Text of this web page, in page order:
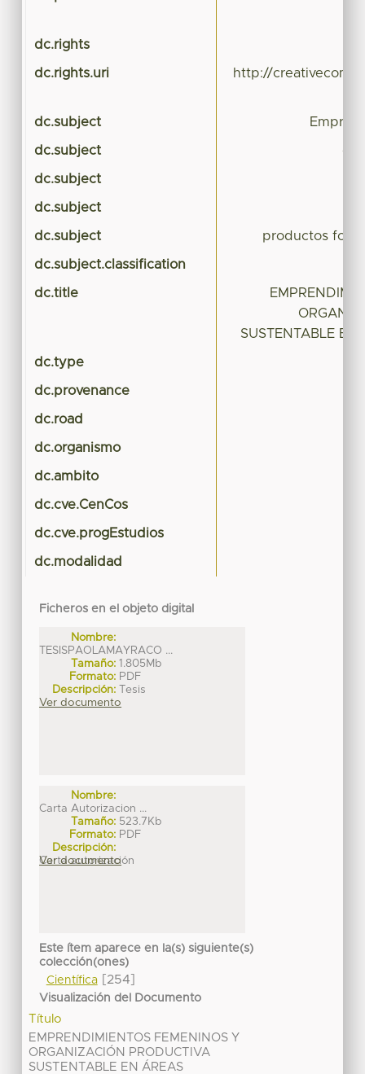
dc.rights
dc.rights.uri http://
dc.subject
dc.subject
dc.subject
dc.subject
dc.subject productos
dc.subject.classification
dc.title
SUSTENTABLE EN
dc.type
dc.provenance
dc.road
dc.organismo
dc.ambito
dc.cve.CenCos
dc.cve.progEstudios
dc.modalidad
Ficheros en el objeto digital
Nombre:
TESISPAOLAMAYRACO ...
Tamaño: 1.805Mb
Formato: PDF
Descripción: Tesis
Ver documento
Nombre:
Carta Autorizacion ...
Tamaño: 523.7Kb
Formato: PDF
Descripción:
Carta autorización
Ver documento
Este ítem aparece en la(s) siguiente(s)
colección(ones)
Científica[254]
Visualización del Documento
Título
EMPRENDIMIENTOS FEMENINOS Y
ORGANIZACIÓN PRODUCTIVA
SUSTENTABLE EN ÁREAS